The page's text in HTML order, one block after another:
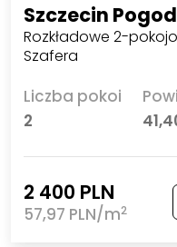
Szczecin
Rozkładowe 2-
Szafera
Liczba pokoi
2
2 400 PLN
57,97 PLN/m2